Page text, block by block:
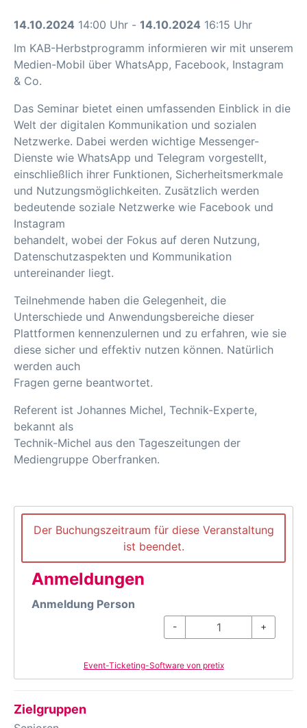
14.10.2024 14:00 Uhr - 14.10.2024 16:15 Uhr
Im KAB-Herbstprogramm informieren wir mit unserem
Medien-Mobil über WhatsApp, Facebook, Instagram
& Co.
Das Seminar bietet einen umfassenden Einblick in die
Welt der digitalen Kommunikation und sozialen
Netzwerke. Dabei werden wichtige Messenger-
Dienste wie WhatsApp und Telegram vorgestellt,
einschließlich ihrer Funktionen, Sicherheitsmerkmale
und Nutzungsmöglichkeiten. Zusätzlich werden
bedeutende soziale Netzwerke wie Facebook und
Instagram
behandelt, wobei der Fokus auf deren Nutzung,
Datenschutzaspekten und Kommunikation
untereinander liegt.
Teilnehmende haben die Gelegenheit, die
Unterschiede und Anwendungsbereiche dieser
Plattformen kennenzulernen und zu erfahren, wie sie
diese sicher und effektiv nutzen können. Natürlich
werden auch
Fragen gerne beantwortet.
Referent ist Johannes Michel, Technik-Experte,
bekannt als
Technik-Michel aus den Tageszeitungen der
Mediengruppe Oberfranken.
Der Buchungszeitraum für diese Veranstaltung
ist beendet.
Anmeldungen
Anmeldung Person
- +
Event-Ticketing-Software von pretix
Zielgruppen